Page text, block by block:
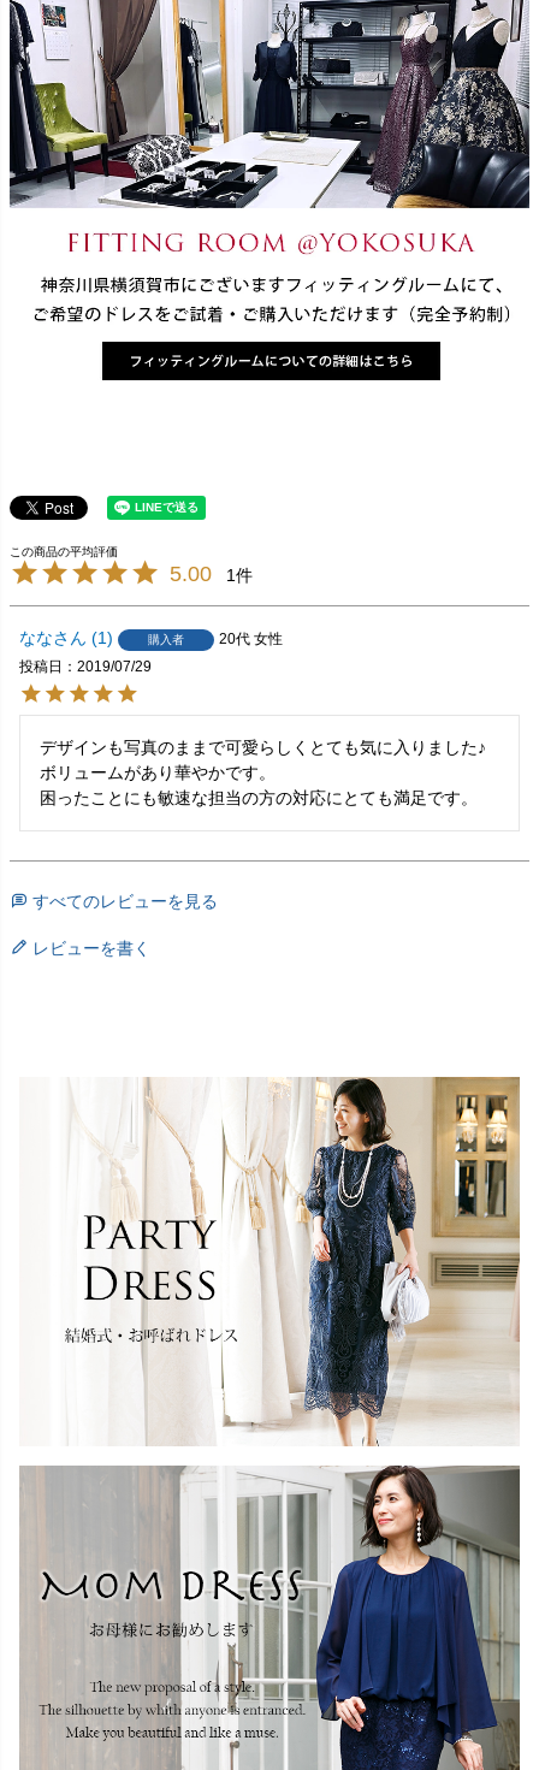
5.00 1
なな 1 購入者 20代 女性
投稿日
2019/07/29
デザインも写真のままで可愛らしくとても気に入りました♪
ボリュームがあり華やかです。
困ったことにも敏速な担当の方の対応にとても満足です。
すべてのレビューを見る
レビューを書く